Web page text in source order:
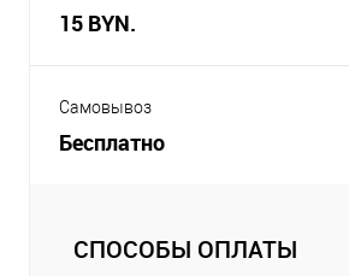
15 BYN.
Самовывоз
Бесплатно
СПОСОБЫ ОПЛАТЫ